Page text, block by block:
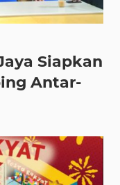
Siapkan
Antar-